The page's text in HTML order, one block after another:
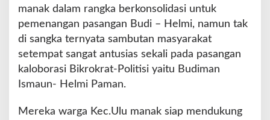
a
n
a
S
i
p
e
manak dalam rangka berkonsolidasi untuk
pemenangan pasangan Budi – Helmi, namun tak
di sangka ternyata sambutan masyarakat
setempat sangat antusias sekali pada pasangan
kaloborasi Bikrokrat-Politisi yaitu Budiman
Ismaun- Helmi Paman.
Mereka warga Kec.Ulu manak siap mendukung